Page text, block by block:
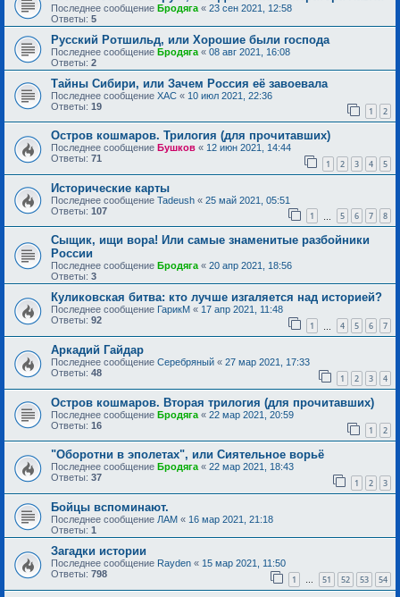
Последнее сообщение Бродяга « 23 сен 2021, 12:58
Ответы: 5
Русский Ротшильд, или Хорошие были господа
Последнее сообщение Бродяга « 08 авг 2021, 16:08
Ответы: 2
Тайны Сибири, или Зачем Россия её завоевала
Последнее сообщение ХАС « 10 июл 2021, 22:36
Ответы: 19 1 2
Остров кошмаров. Трилогия (для прочитавших)
Последнее сообщение Бушков « 12 июн 2021, 14:44
Ответы: 71 1 2 3 4 5
Исторические карты
Последнее сообщение Tadeush « 25 май 2021, 05:51
Ответы: 107 1 5 6 7 8
Сыщик, ищи вора! Или самые знаменитые разбойники
России
Последнее сообщение Бродяга« 20 апр 2021, 18:56
Ответы: 3
Куликовская битва: кто лучше изгаляется над историей?
Последнее сообщение ГарикМ « 17 апр 2021, 11:48
Ответы: 92 1 4 5 6 7
Аркадий Гайдар
Последнее сообщение Серебряный « 27 мар 2021, 17:33
Ответы: 48 1 2 3 4
Остров кошмаров. Вторая трилогия (для прочитавших)
Последнее сообщение Бродяга « 22 мар 2021, 20:59
Ответы: 16 1 2
"Оборотни в эполетах", или Сиятельное ворьё
Последнее сообщение Бродяга « 22 мар 2021, 18:43
Ответы: 37 1 2 3
Бойцы вспоминают.
Последнее сообщение ЛАМ « 16 мар 2021, 21:18
Ответы: 1
Загадки истории
Последнее сообщение Rayden « 15 мар 2021, 11:50
Ответы: 798 1 … 51 52 53 54